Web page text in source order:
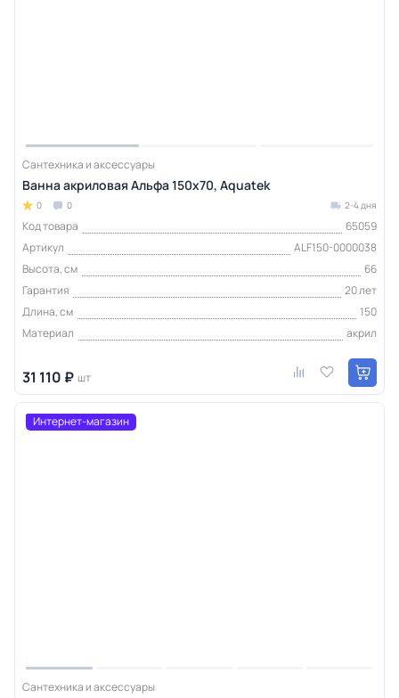
Сантехника и аксессуары
Ванна акриловая Альфа 150х70, Aquatek
0 0 2-4 дня
Код товара
65059
Артикул
ALF150-0000038
Высота, см
66
Гарантия
20 лет
Длина, см
150
Материал
акрил
31 110 ₽ шт
Интернет-магазин
Сантехника и аксессуары